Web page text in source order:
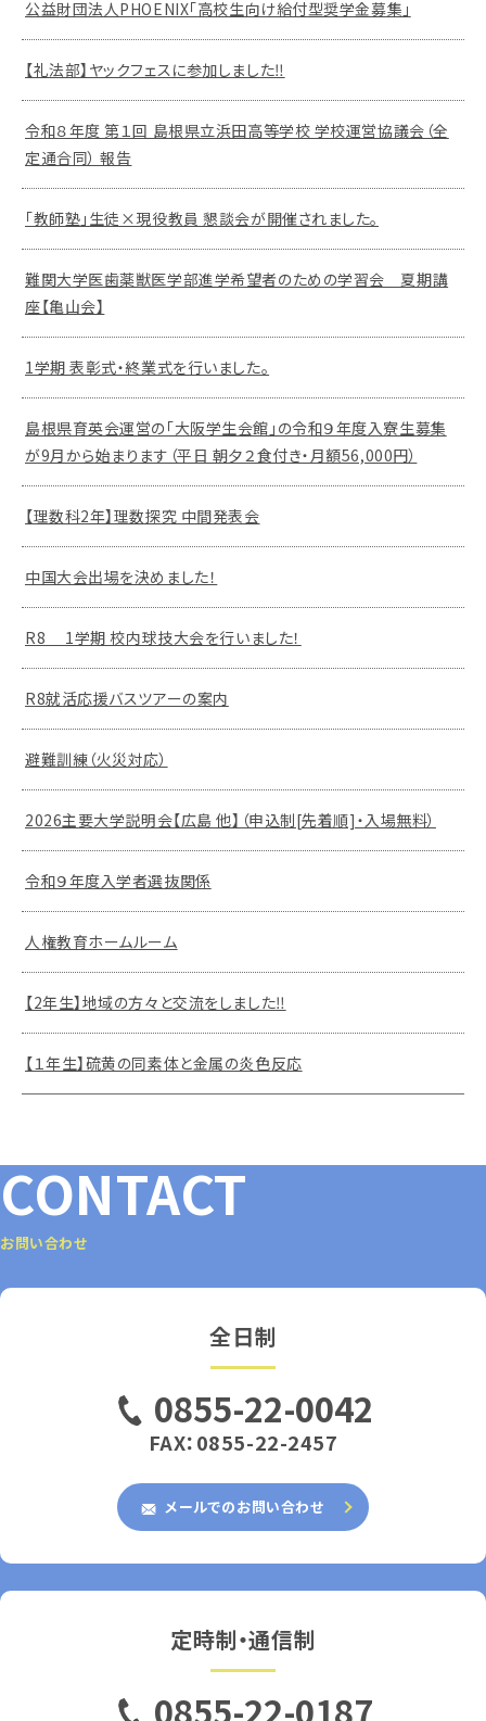
公益財団法人PHOENIX「高校生向け給付型奨学金募集」
【礼法部】ヤックフェスに参加しました‼
令和８年度 第１回 島根県立浜田高等学校 学校運営協議会（全
定通合同） 報告
「教師塾」生徒×現役教員 懇談会が開催されました。
難関大学医歯薬獣医学部進学希望者のための学習会 夏期講
座【亀山会】
1学期 表彰式・終業式を行いました。
島根県育英会運営の「大阪学生会館」の令和９年度入寮生募集
が9月から始まります（平日 朝夕２食付き・月額56,000円）
【理数科2年】理数探究 中間発表会
中国大会出場を決めました！
R8 1学期 校内球技大会を行いました！
R8就活応援バスツアーの案内
避難訓練（火災対応）
2026主要大学説明会【広島 他】（申込制[先着順]・入場無料）
令和９年度入学者選抜関係
人権教育ホームルーム
【2年生】地域の方々と交流をしました‼
【１年生】硫黄の同素体と金属の炎色反応
CONTACT
お問い合わせ
全日制
0855-22-0042
FAX：0855-22-2457
メールでのお問い合わせ
定時制・通信制
0855-22-0187